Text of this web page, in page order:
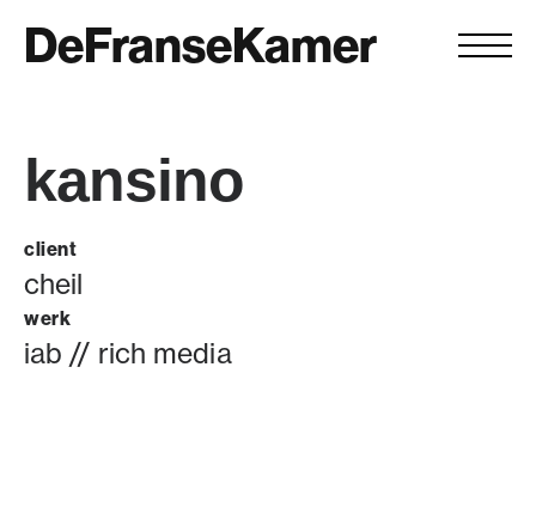
DeFranseKamer
kansino
client
cheil
werk
iab // rich media